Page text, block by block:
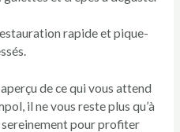
rapide et pique-
de ce qui vous attend
il ne vous reste plus qu’à
pour profiter